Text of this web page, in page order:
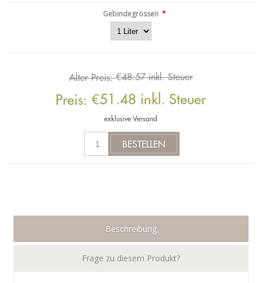
Gebindegrössen *
Alter Preis: €48.57 inkl. Steuer
Preis: €51.48 inkl. Steuer
exklusiveVersand
Beschreibung
Frage zu diesem Produkt?